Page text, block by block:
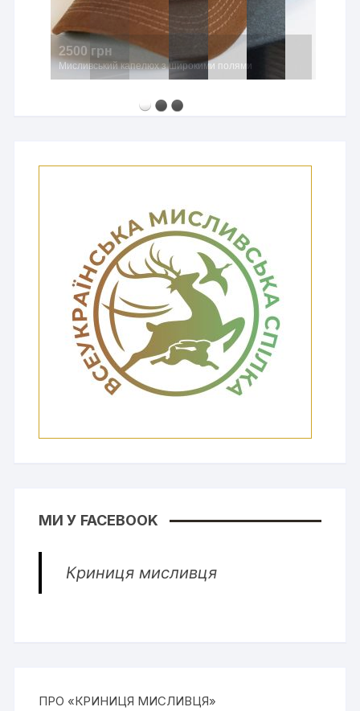
2500 грн
Мисливський капелюх з широкими полями
МИ У FACEBOOK
Криниця мисливця
ПРО «КРИНИЦЯ МИСЛИВЦЯ»